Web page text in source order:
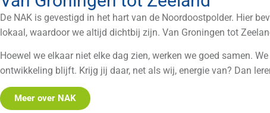
De NAK is gevestigd in het hart van de Noordoostpolder. Hier
lokaal, waardoor we altijd dichtbij zijn. Van Groningen tot
Hoewel we elkaar niet elke dag zien, werken we goed samen.
ontwikkeling blijft. Krijg jij daar, net als wij, energie van? Dan
Meer over NAK